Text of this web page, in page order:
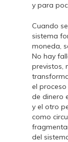
y para
Cuando
sistema
moneda,
No hay
previstos,
el
de dinero
y el otro
como
del